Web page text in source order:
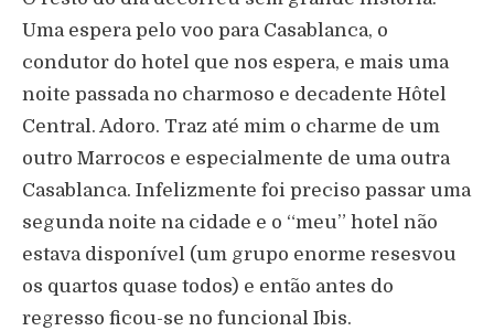
Uma espera pelo voo para Casablanca, o
condutor do hotel que nos espera, e mais uma
noite passada no charmoso e decadente Hôtel
Central. Adoro. Traz até mim o charme de um
outro Marrocos e especialmente de uma outra
Casablanca. Infelizmente foi preciso passar uma
segunda noite na cidade e o “meu” hotel não
estava disponível (um grupo enorme resesvou
os quartos quase todos) e então antes do
regresso ficou-se no funcional Ibis.